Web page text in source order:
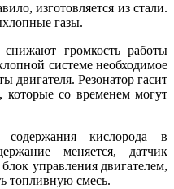
изготовляется из стали.
газы.
снижают громкость работы
системе необходимое
двигателя. Резонатор гасит
которые со временем могут
кислорода в
меняется, датчик
управления двигателем,
топливную смесь.